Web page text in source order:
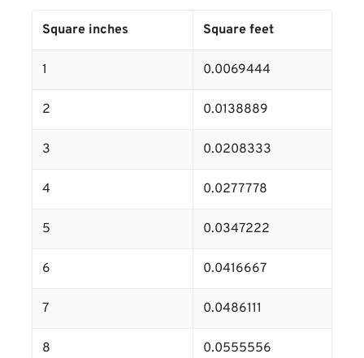
Square inches Square feet
1 0.0069444
2 0.0138889
3 0.0208333
4 0.0277778
5 0.0347222
6 0.0416667
7 0.0486111
8 0.0555556